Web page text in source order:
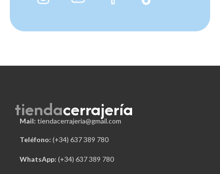
tiendacerrajería
Mail: tiendacerrajeria@gmail.com
Teléfono: (+34) 637 389 780
WhatsApp: (+34) 637 389 780